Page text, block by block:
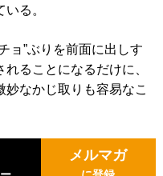
いる。
ョ”ぶりを前面に出しす
ることになるだけに、
妙なかじ取りも容易なこ
メルマガ